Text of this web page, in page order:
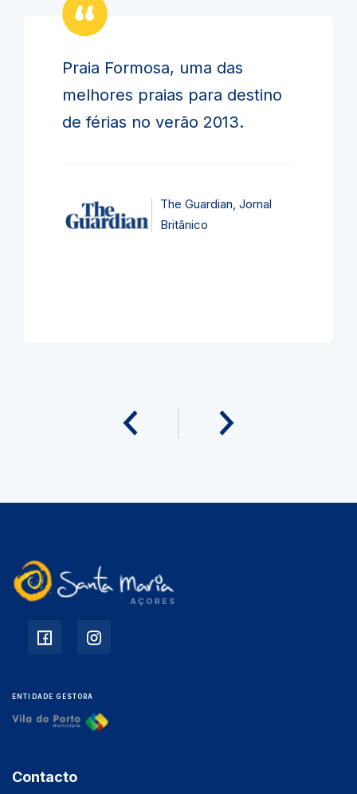
Praia Formosa, uma das
melhores praias para destino
de férias no verão 2013.
The Guardian, Jornal
Britânico
ENTIDADE GESTORA
Contacto